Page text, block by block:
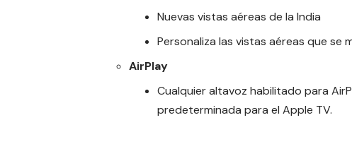
Nuevas vistas aéreas de la India
Personaliza las vistas aéreas que se
AirPlay
Cualquier altavoz habilitado para
predeterminada para el Apple TV.